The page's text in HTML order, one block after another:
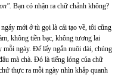
Bạn có nhận ra chữ chảnh không?
mới ở tù gọi là cải tạo về, tôi cũng
không tiền bạc, không tương lai
mỗi ngày. Để lấy ngắn nuôi dài, chúng
mà chà. Đó là tiếng lóng của chữ
thực ra mỗi ngày nhìn khắp quanh